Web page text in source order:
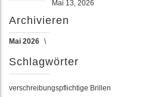
Mai 13, 2026
Archivieren
Mai 2026
Schlagwörter
verschreibungspflichtige Brillen